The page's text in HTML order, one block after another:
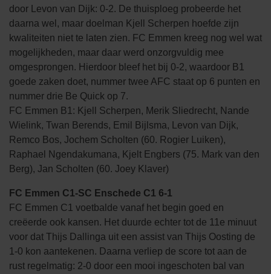
door Levon van Dijk: 0-2. De thuisploeg probeerde het
daarna wel, maar doelman Kjell Scherpen hoefde zijn
kwaliteiten niet te laten zien. FC Emmen kreeg nog wel wat
mogelijkheden, maar daar werd onzorgvuldig mee
omgesprongen. Hierdoor bleef het bij 0-2, waardoor B1
goede zaken doet, nummer twee AFC staat op 6 punten en
nummer drie Be Quick op 7.
FC Emmen B1: Kjell Scherpen, Merik Sliedrecht, Nande
Wielink, Twan Berends, Emil Bijlsma, Levon van Dijk,
Remco Bos, Jochem Scholten (60. Rogier Luiken),
Raphael Ngendakumana, Kjelt Engbers (75. Mark van den
Berg), Jan Scholten (60. Joey Klaver)
FC Emmen C1-SC Enschede C1 6-1
FC Emmen C1 voetbalde vanaf het begin goed en
creëerde ook kansen. Het duurde echter tot de 11e minuut
voor dat Thijs Dallinga uit een assist van Thijs Oosting de
1-0 kon aantekenen. Daarna verliep de score tot aan de
rust regelmatig: 2-0 door een mooi ingeschoten bal van